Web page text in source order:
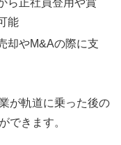
能
却やM&Aの際に支
が軌道に乗った後の
できます。